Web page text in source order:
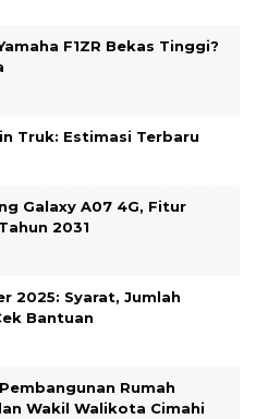
F1ZR Bekas Tinggi?
Truk: Estimasi Terbaru
Galaxy A07 4G, Fitur
2031
2025: Syarat, Jumlah
Bantuan
Rumah
Wakil Walikota Cimahi